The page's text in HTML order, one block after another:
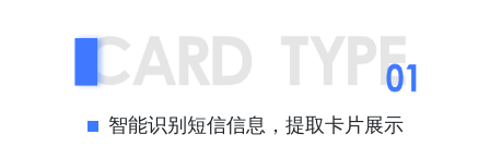
智能识别短信信息，提取卡片展示